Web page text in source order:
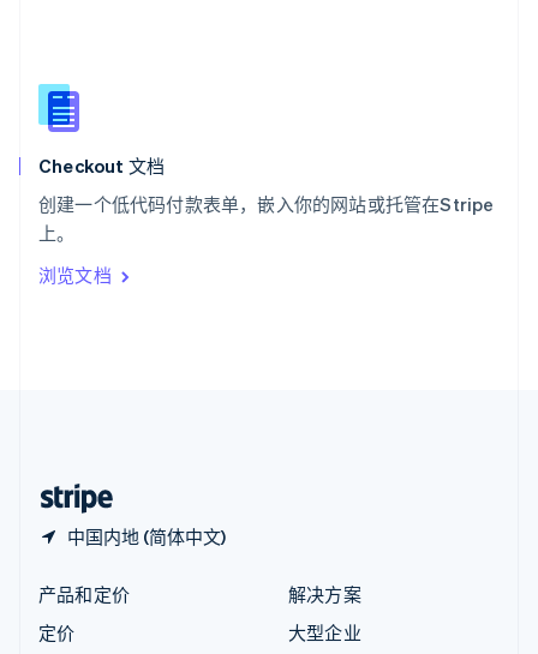
Checkout 文档
创建一个低代码付款表单，嵌入你的网站或托管在Stripe
上。
浏览文档
中国内地 (简体中文)
English
新西兰
匈牙利
意大利
印度
English
产品和定价
定价
解决方案
大型企业